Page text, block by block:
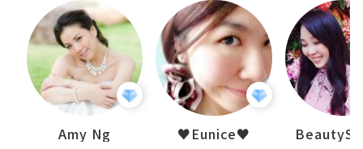
Amy Ng ♥Eunice♥